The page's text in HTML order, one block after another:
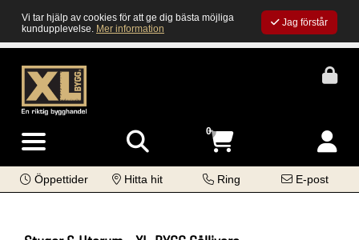
Vi tar hjälp av cookies för att ge dig bästa möjliga
kundupplevelse. Mer information
Jag förstår
0
Öppettider Hitta hit Ring E-post